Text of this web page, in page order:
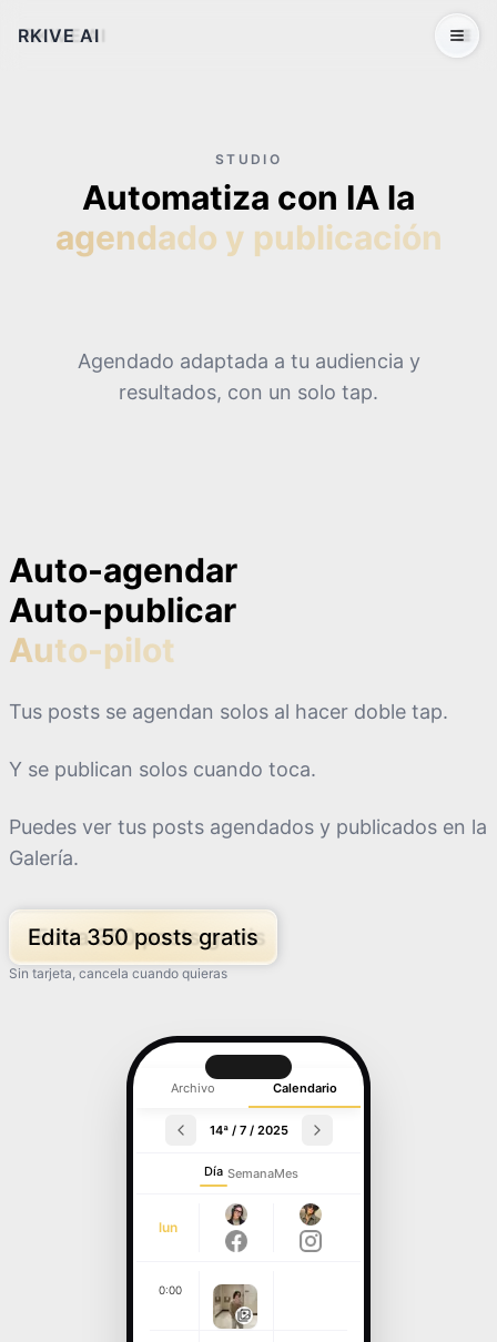
RKIVE AI
STUDIO
Automatiza con IA la
agendado y publicación
Agendado adaptada a tu audiencia y
resultados, con un solo tap.
Auto-agendar
Auto-publicar
Auto-pilot
Tus posts se agendan solos al hacer doble tap.
Y se publican solos cuando toca.
Puedes ver tus posts agendados y publicados en la
Galería.
Edita 350 posts gratis
Sin tarjeta, cancela cuando quieras
Archivo Calendario
14ª / 7 / 2025
Día SemanaMes
lun
0:00